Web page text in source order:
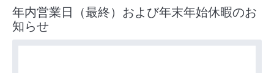
年内営業日（最終）および年末年始休暇のお
知らせ